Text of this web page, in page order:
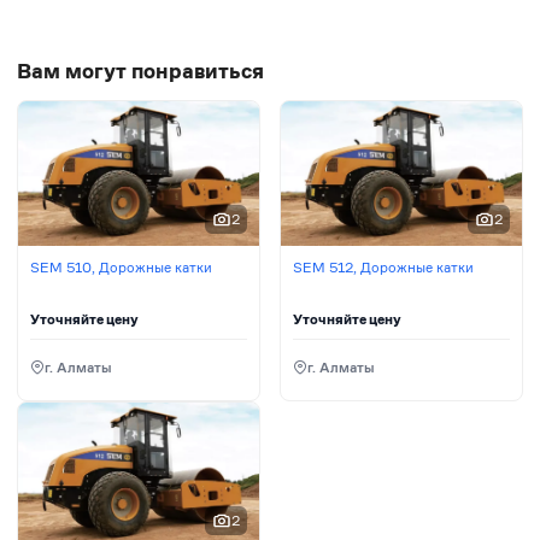
Вам могут понравиться
2
SEM 510, Дорожные катки
Уточняйте цену
г. Алматы
2
SEM 512, Дорожные катки
Уточняйте цену
г. Алматы
2